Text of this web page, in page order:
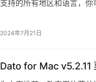
支持的所有地区和语言，
2024年7月21日
Dato for Mac v5.2.11